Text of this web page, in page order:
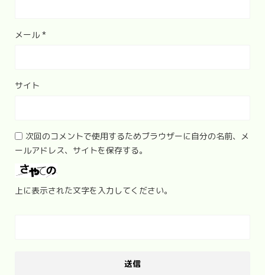
メール *
サイト
次回のコメントで使用するためブラウザーに自分の名前、メ
ールアドレス、サイトを保存する。
上に表示された文字を入力してください。